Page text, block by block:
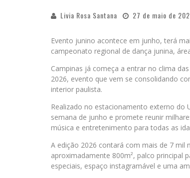
Livia Rosa Santana 27 de maio de
Evento junino acontece em junho, terá
campeonato regional de dança junina,
Campinas já começa a entrar no clima
2026, evento que vem se consolidando
interior paulista.
Realizado no estacionamento externo do
semana de junho e promete reunir
música e entretenimento para todas as
A edição 2026 contará com mais de 7
aproximadamente 800m², palco principal
especiais, espaço instagramável e uma